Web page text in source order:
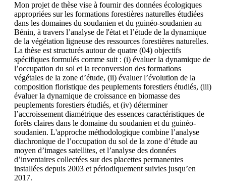
Mon projet de thèse vise à fournir des données écologiques
appropriées sur les formations forestières naturelles étudiées
dans les domaines du soudanien et du guinéo-soudanien au
Bénin, à travers l’analyse de l'état et l’étude de la dynamique
de la végétation ligneuse des ressources forestières naturelles.
La thèse est structurés autour de quatre (04) objectifs
spécifiques formulés comme suit : (i) évaluer la dynamique de
l’occupation du sol et la reconversion des formations
végétales de la zone d’étude, (ii) évaluer l’évolution de la
composition floristique des peuplements forestiers étudiés, (iii)
évaluer la dynamique de croissance en biomasse des
peuplements forestiers étudiés, et (iv) déterminer
l’accroissement diamétrique des essences caractéristiques de
forêts claires dans le domaine du soudanien et du guinéo-
soudanien. L'approche méthodologique combine l’analyse
diachronique de l’occupation du sol de la zone d’étude au
moyen d’images satellites, et l’analyse des données
d’inventaires collectées sur des placettes permanentes
installées depuis 2003 et périodiquement suivies jusqu’en
2017.